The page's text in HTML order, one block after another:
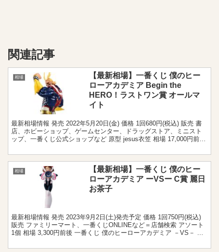
関連記事
相場
【最新相場】一番くじ 僕のヒー
ローアカデミア Begin the
HERO！ラストワン賞 オールマ
イト
最新相場情報 発売 2022年5月20日(金) 価格 1回680円(税込) 販売 書
店、ホビーショップ、ゲームセンター、ドラッグストア、ミニスト
ップ、一番くじ公式ショップなど 原型 jesus衣笠 相場 17,000円前後
相場
【最新相場】一番くじ 僕のヒー
ローアカデミア ーVSー C賞 麗日
お茶子
最新相場情報 発売 2023年9月2日(土)発売予定 価格 1回750円(税込)
販売 ファミリーマート、一番くじONLINEなど＝店舗検索 アソート
1個 相場 3,300円前後 一番くじ 僕のヒーローアカデミア －VS－ C